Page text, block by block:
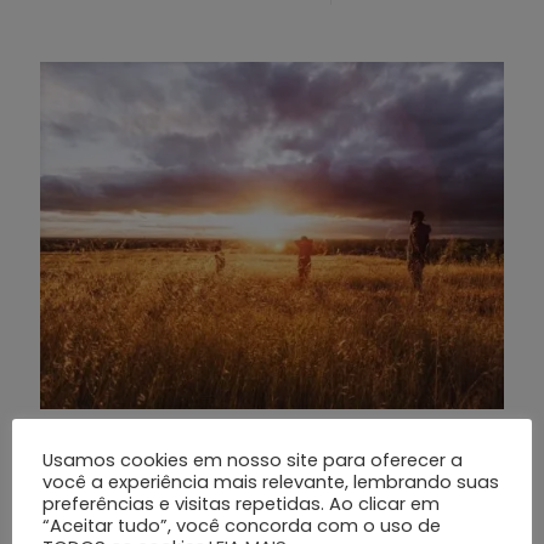
Tranquilidade com o Grupo Silva e Santos
## Introdução Os seguros funerários preventivos são
uma forma de garantir que, no momento delicado do
Usamos cookies em nosso site para oferecer a
você a experiência mais relevante, lembrando suas
preferências e visitas repetidas. Ao clicar em
“Aceitar tudo”, você concorda com o uso de